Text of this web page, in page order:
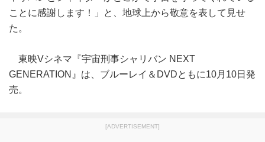
ことに感謝します！」と、地球上から敬意を表して見せ
た。
東映Vシネマ『宇宙刑事シャリバン NEXT
GENERATION』は、ブルーレイ＆DVDともに10月10日発
売。
[ADVERTISEMENT]